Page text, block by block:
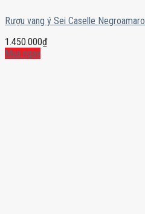
Rượu vang ý Sei Caselle Negroamaro
1.450.000₫
Mua ngay